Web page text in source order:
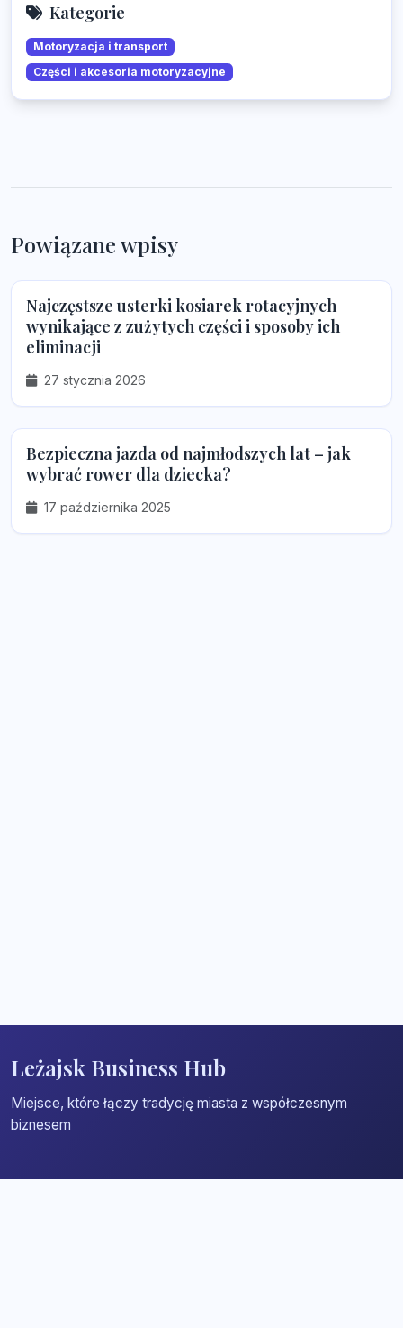
Kategorie
Motoryzacja i transport
Części i akcesoria motoryzacyjne
Powiązane wpisy
Najczęstsze usterki kosiarek rotacyjnych
wynikające z zużytych części i sposoby ich
eliminacji
27 stycznia 2026
Bezpieczna jazda od najmłodszych lat – jak
wybrać rower dla dziecka?
17 października 2025
Leżajsk Business Hub
Miejsce, które łączy tradycję miasta z współczesnym
biznesem